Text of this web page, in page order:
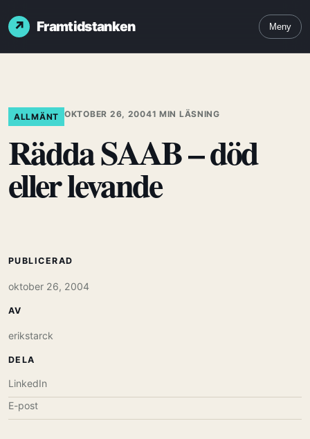
Framtidstanken Meny
ALLMÄNT OKTOBER 26, 20041 MIN LÄSNING
Rädda SAAB – död
eller levande
PUBLICERAD
oktober 26, 2004
AV
erikstarck
DELA
LinkedIn
E-post